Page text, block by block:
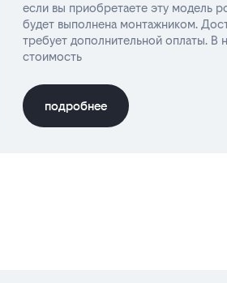
если вы приобретаете эту модель
будет выполнена монтажником.
требует дополнительной оплаты. В
стоимость
подробнее